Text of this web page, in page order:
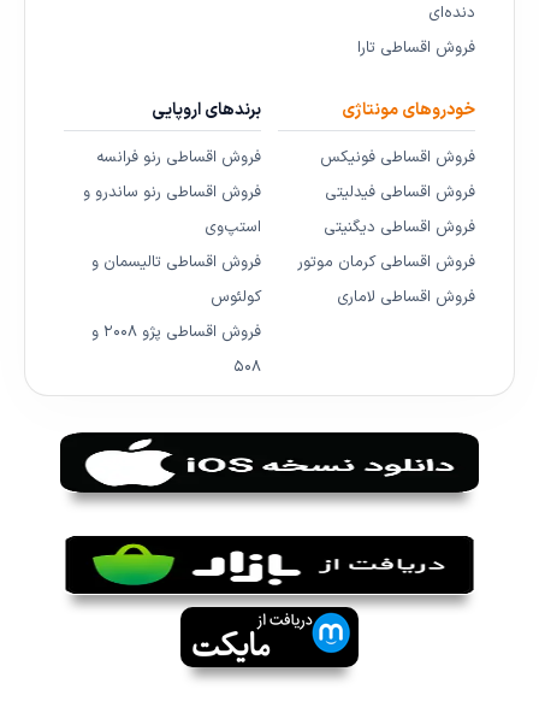
دنده‌ای
فروش اقساطی تارا
خودروهای مونتاژی
فروش اقساطی فونیکس
فروش اقساطی فیدلیتی
فروش اقساطی دیگنیتی
فروش اقساطی کرمان موتور
فروش اقساطی لاماری
برندهای اروپایی
فروش اقساطی رنو فرانسه
فروش اقساطی رنو ساندرو و
استپ‌وی
فروش اقساطی تالیسمان و
کولئوس
فروش اقساطی پژو ۲۰۰۸ و
۵۰۸